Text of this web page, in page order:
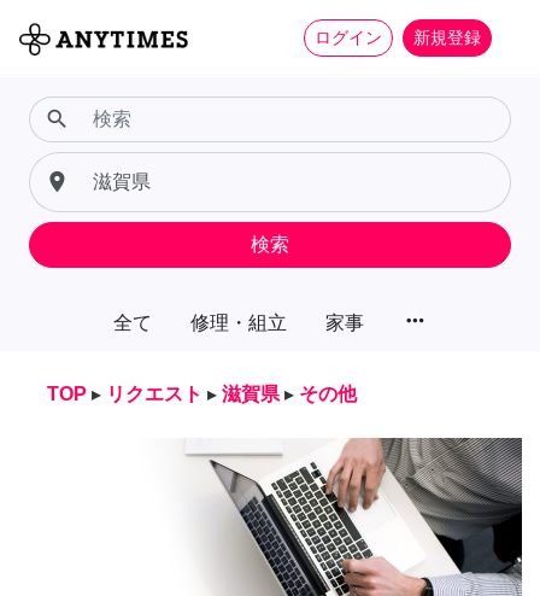
ログイン 新規登録
全て 修理・組立 家事 more_horiz
search
place
検索
TOP ▸ リクエスト ▸ 滋賀県 ▸ その他